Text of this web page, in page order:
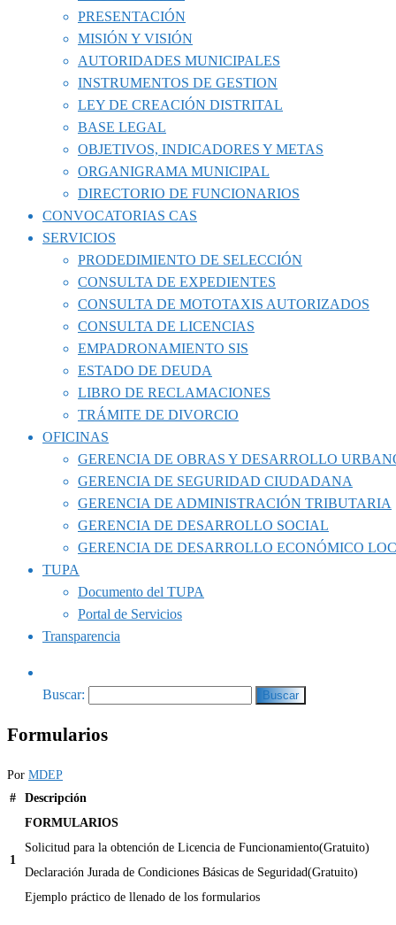
PRESENTACIÓN
MISIÓN Y VISIÓN
AUTORIDADES MUNICIPALES
INSTRUMENTOS DE GESTION
LEY DE CREACIÓN DISTRITAL
BASE LEGAL
OBJETIVOS, INDICADORES Y METAS
ORGANIGRAMA MUNICIPAL
DIRECTORIO DE FUNCIONARIOS
CONVOCATORIAS CAS
SERVICIOS
PRODEDIMIENTO DE SELECCIÓN
CONSULTA DE EXPEDIENTES
CONSULTA DE MOTOTAXIS AUTORIZADOS
CONSULTA DE LICENCIAS
EMPADRONAMIENTO SIS
ESTADO DE DEUDA
LIBRO DE RECLAMACIONES
TRÁMITE DE DIVORCIO
OFICINAS
GERENCIA DE OBRAS Y DESARROLLO
GERENCIA DE SEGURIDAD CIUDADANA
GERENCIA DE ADMINISTRACIÓN TRIBUTARIA
GERENCIA DE DESARROLLO SOCIAL
GERENCIA DE DESARROLLO ECONÓMICO
TUPA
Documento del TUPA
Portal de Servicios
Transparencia
Buscar:
Formularios
Por MDEP
#
Descripción
1
FORMULARIOS
Solicitud para la obtención de Licencia de Funcionamiento(Gratuito)
Declaración Jurada de Condiciones Básicas de Seguridad(Gratuito)
Ejemplo práctico de llenado de los formularios